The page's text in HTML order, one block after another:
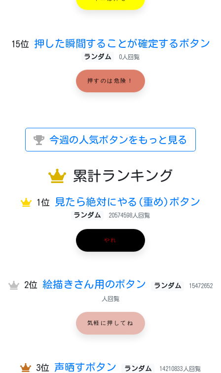
15位 押した瞬間することが確定するボタン
ランダム 0人回覧
押すのは危険！
今週の人気ボタンをもっと見る
累計ランキング
1位 見たら絶対にやる(重め)ボタン
ランダム 20574598人回覧
やれ
2位 絵描きさん用のボタン ランダム 15472652
人回覧
気軽に押してね
3位 声晒すボタン ランダム 14210833人回覧